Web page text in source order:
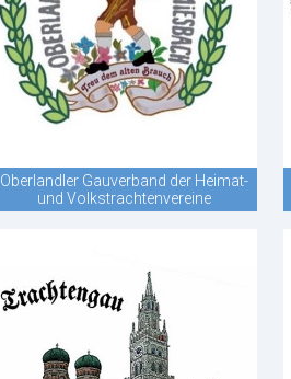
Oberlandler Gauverband der Heimat-
und Volkstrachtenvereine